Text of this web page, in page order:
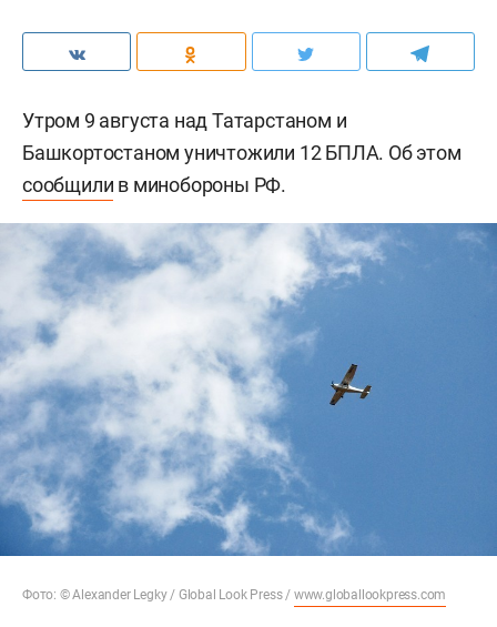
Утром 9 августа над Татарстаном и
Башкортостаном уничтожили 12 БПЛА. Об этом
сообщили в минобороны РФ.
Фото: © Alexander Legky / Global Look Press / www.globallookpress.com